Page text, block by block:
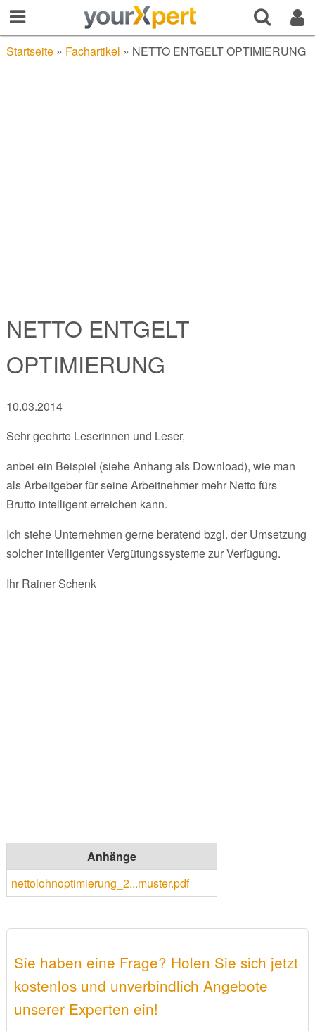
Startseite» Fachartikel » NETTO ENTGELT OPTIMIERUNG
NETTO ENTGELT
OPTIMIERUNG
10.03.2014
Sehr geehrte Leserinnen und Leser,
anbei ein Beispiel (siehe Anhang als Download), wie man
als Arbeitgeber für seine Arbeitnehmer mehr Netto fürs
Brutto intelligent erreichen kann.
Ich stehe Unternehmen gerne beratend bzgl. der Umsetzung
solcher intelligenter Vergütungssysteme zur Verfügung.
Ihr Rainer Schenk
Anhänge
nettolohnoptimierung_2...muster.pdf
Sie haben eine Frage? Holen Sie sich jetzt
kostenlos und unverbindlich Angebote
unserer Experten ein!